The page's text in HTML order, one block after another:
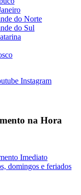
do Norte
do Sul
Instagram
na Hora
Imediato
domingos e feriados